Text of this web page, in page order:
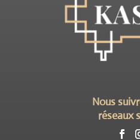
Nous
réseaux